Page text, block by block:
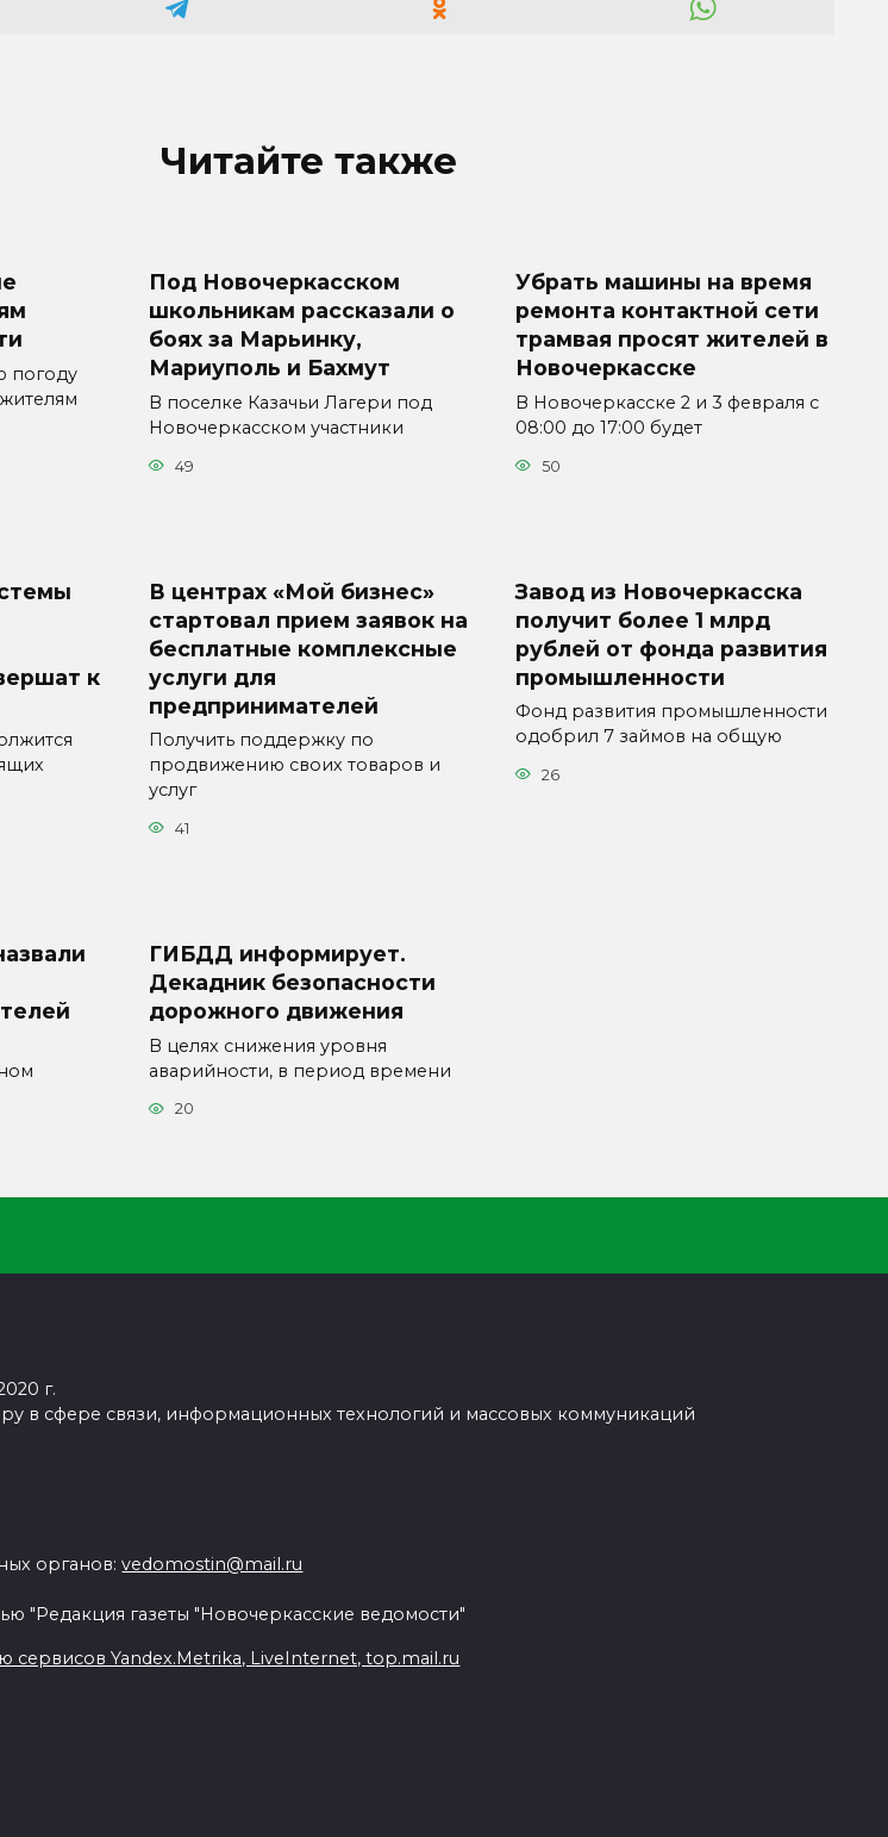
Читайте также
погоду
Под Новочеркасском
школьникам рассказали о
боях за Марьинку,
Мариуполь и Бахмут
В поселке Казачьи Лагери под
Новочеркасском участники
49
Убрать машины на время
ремонта контактной сети
трамвая просят жителей в
Новочеркасске
В Новочеркасске 2 и 3 февраля с
08:00 до 17:00 будет
50
к
В центрах «Мой бизнес»
стартовал прием заявок на
бесплатные комплексные
услуги для
предпринимателей
Получить поддержку по
продвижению своих товаров и
услуг
41
Завод из Новочеркасска
получит более 1 млрд
рублей от фонда развития
промышленности
Фонд развития промышленности
одобрил 7 займов на общую
26
ГИБДД информирует.
Декадник безопасности
дорожного движения
В целях снижения уровня
аварийности, в период времени
20
г.
в сфере связи, информационных технологий и массовых коммуникаций
органов:vedomostin@mail.ru
"Редакция газеты "Новочеркасские ведомости"
Yandex.Metrika, LiveInternet, top.mail.ru